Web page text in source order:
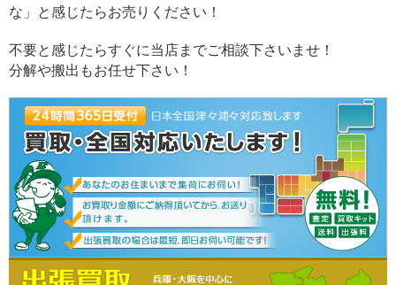
な」と感じたらお売りください！
不要と感じたらすぐに当店までご相談下さいませ！
分解や搬出もお任せ下さい！